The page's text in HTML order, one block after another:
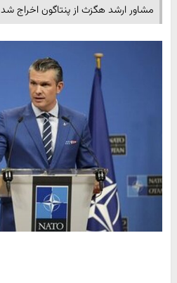
مشاور ارشد هگزث از پنتاگون اخراج شد